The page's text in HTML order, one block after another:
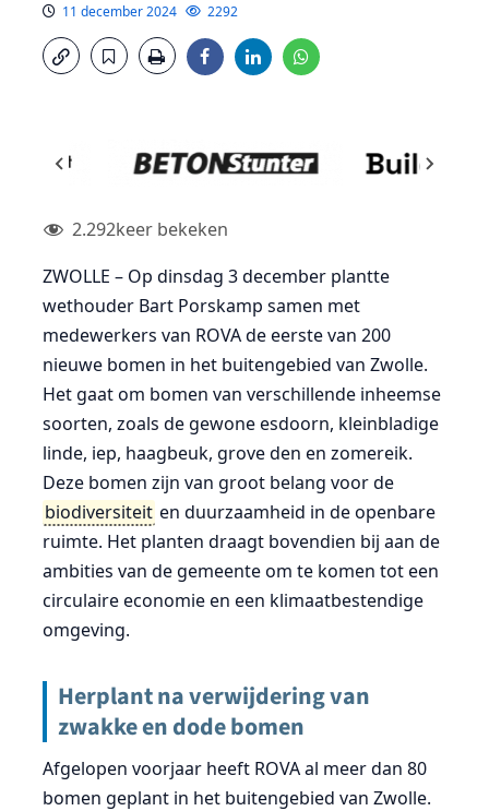
11 december 2024 2292
2.292keer bekeken
ZWOLLE – Op dinsdag 3 december plantte
wethouder Bart Porskamp samen met
medewerkers van ROVA de eerste van 200
nieuwe bomen in het buitengebied van Zwolle.
Het gaat om bomen van verschillende inheemse
soorten, zoals de gewone esdoorn, kleinbladige
linde, iep, haagbeuk, grove den en zomereik.
Deze bomen zijn van groot belang voor de
biodiversiteit en duurzaamheid in de openbare
ruimte. Het planten draagt bovendien bij aan de
ambities van de gemeente om te komen tot een
circulaire economie en een klimaatbestendige
omgeving.
Herplant na verwijdering van
zwakke en dode bomen
Afgelopen voorjaar heeft ROVA al meer dan 80
bomen geplant in het buitengebied van Zwolle.